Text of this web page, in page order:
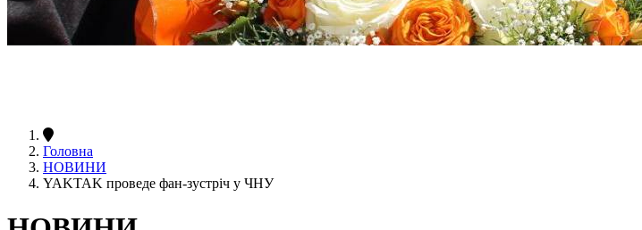
Головна
НОВИНИ
YAKTAK проведе фан-зустріч у ЧНУ